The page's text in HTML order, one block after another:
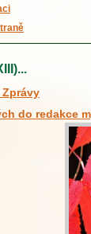
do redakce